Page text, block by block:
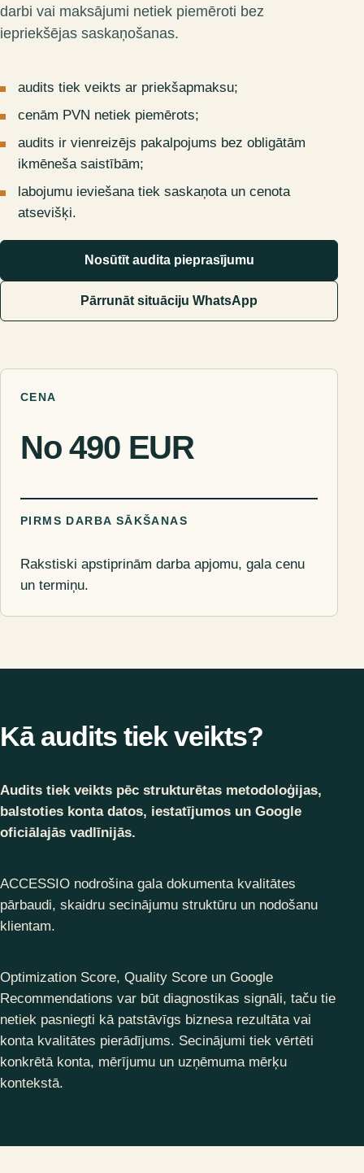
darbi vai maksājumi netiek piemēroti bez
iepriekšējas saskaņošanas.
audits tiek veikts ar priekšapmaksu;
cenām PVN netiek piemērots;
audits ir vienreizējs pakalpojums bez obligātām
ikmēneša saistībām;
labojumu ieviešana tiek saskaņota un cenota
atsevišķi.
Nosūtīt audita pieprasījumu
Pārrunāt situāciju WhatsApp
CENA
No 490 EUR
PIRMS DARBA SĀKŠANAS
Rakstiski apstiprinām darba apjomu, gala cenu
un termiņu.
Kā audits tiek veikts?
Audits tiek veikts pēc strukturētas metodoloģijas,
balstoties konta datos, iestatījumos un Google
oficiālajās vadlīnijās.
ACCESSIO nodrošina gala dokumenta kvalitātes
pārbaudi, skaidru secinājumu struktūru un nodošanu
klientam.
Optimization Score, Quality Score un Google
Recommendations var būt diagnostikas signāli, taču tie
netiek pasniegti kā patstāvīgs biznesa rezultāta vai
konta kvalitātes pierādījums. Secinājumi tiek vērtēti
konkrētā konta, mērījumu un uzņēmuma mērķu
kontekstā.